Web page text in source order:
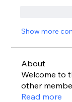
Show more
About
Welcome to
other
Read more